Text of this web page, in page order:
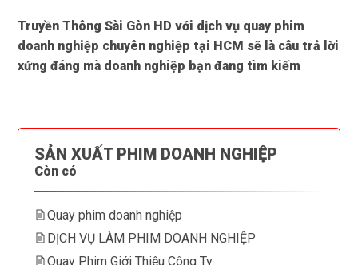
Truyền Thông Sài Gòn HD với dịch vụ quay phim
doanh nghiệp chuyên nghiệp tại HCM sẽ là câu trả lời
xứng đáng mà doanh nghiệp bạn đang tìm kiếm
SẢN XUẤT PHIM DOANH NGHIỆP
Còn có
Quay phim doanh nghiệp
DỊCH VỤ LÀM PHIM DOANH NGHIỆP
Quay Phim Giới Thiệu Công Ty